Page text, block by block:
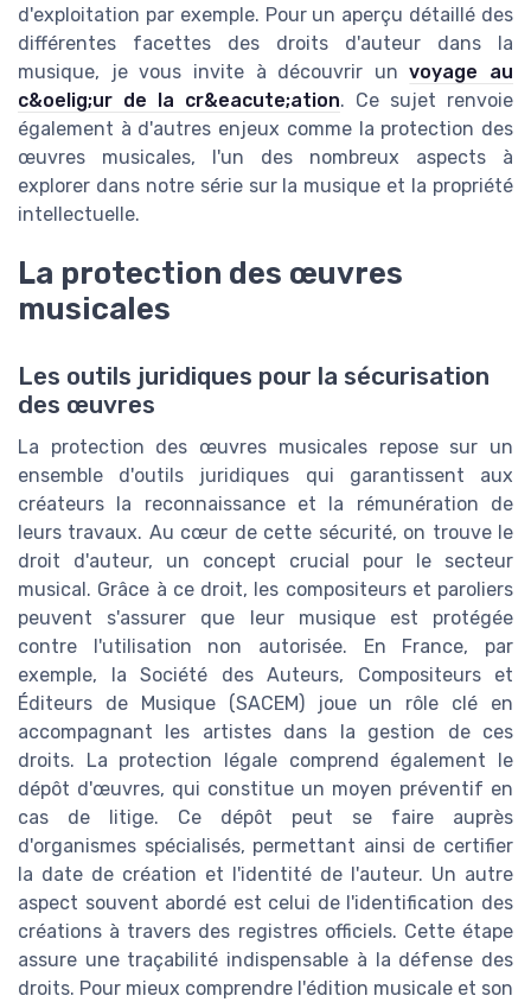
d'exploitation par exemple. Pour un aperçu détaillé des
différentes facettes des droits d'auteur dans la
musique, je vous invite à découvrir unvoyage au
c&oelig;ur de la cr&eacute;ation. Ce sujet renvoie
également à d'autres enjeux comme la protection des
œuvres musicales, l'un des nombreux aspects à
explorer dans notre série sur la musique et la propriété
intellectuelle.
La protection des œuvres
musicales
Les outils juridiques pour la sécurisation
des œuvres
La protection des œuvres musicales repose sur un
ensemble d'outils juridiques qui garantissent aux
créateurs la reconnaissance et la rémunération de
leurs travaux. Au cœur de cette sécurité, on trouve le
droit d'auteur, un concept crucial pour le secteur
musical. Grâce à ce droit, les compositeurs et paroliers
peuvent s'assurer que leur musique est protégée
contre l'utilisation non autorisée. En France, par
exemple, la Société des Auteurs, Compositeurs et
Éditeurs de Musique (SACEM) joue un rôle clé en
accompagnant les artistes dans la gestion de ces
droits. La protection légale comprend également le
dépôt d'œuvres, qui constitue un moyen préventif en
cas de litige. Ce dépôt peut se faire auprès
d'organismes spécialisés, permettant ainsi de certifier
la date de création et l'identité de l'auteur. Un autre
aspect souvent abordé est celui de l'identification des
créations à travers des registres officiels. Cette étape
assure une traçabilité indispensable à la défense des
droits. Pour mieux comprendre l'édition musicale et son